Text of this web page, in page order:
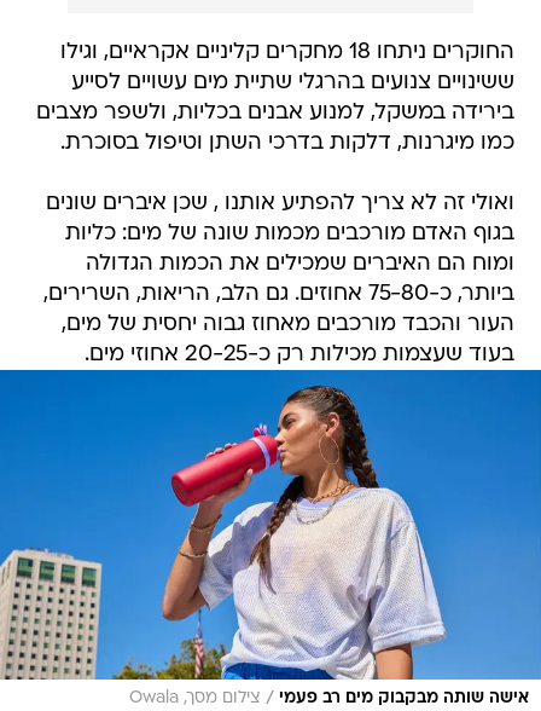
החוקרים ניתחו 18 מחקרים קליניים אקראיים, וגילו
ששינויים צנועים בהרגלי שתיית מים עשויים לסייע
בירידה במשקל, למנוע אבנים בכליות, ולשפר מצבים
כמו מיגרנות, דלקות בדרכי השתן וטיפול בסוכרת.
ואולי זה לא צריך להפתיע אותנו , שכן איברים שונים
בגוף האדם מורכבים מכמות שונה של מים: כליות
ומוח הם האיברים שמכילים את הכמות הגדולה
ביותר, כ-75-80 אחוזים. גם הלב, הריאות, השרירים,
העור והכבד מורכבים מאחוז גבוה יחסית של מים,
בעוד שעצמות מכילות רק כ-20-25 אחוזי מים.
אישה שותה מבקבוק מים רב פעמי / צילום מסך, Owala